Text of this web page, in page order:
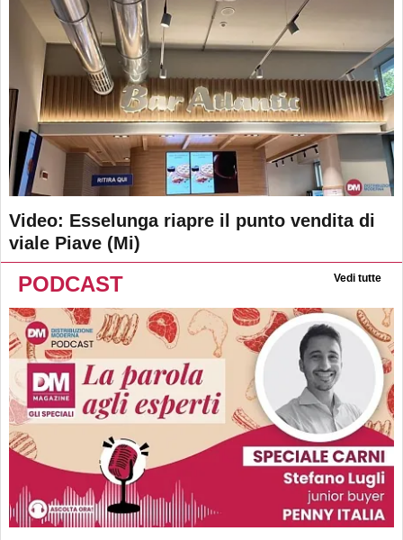
Video: Esselunga riapre il punto vendita di
viale Piave (Mi)
PODCAST Vedi tutte